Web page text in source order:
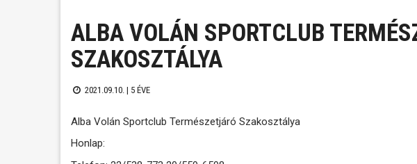
ALBA VOLÁN SPORTCLUB
SZAKOSZTÁLYA
2021.09.10. | 5 ÉVE
Alba Volán Sportclub Természetjáró Szakosztálya
Honlap: